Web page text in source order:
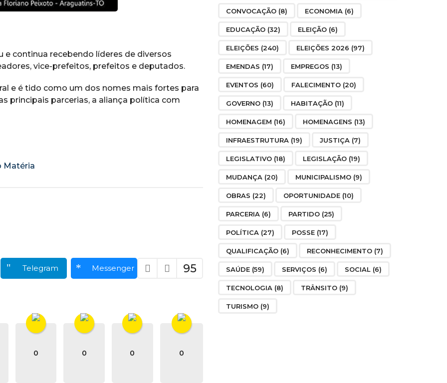
e continua recebendo líderes de diversos
vice-prefeitos, prefeitos e deputados.
e é tido como um dos nomes mais fortes para
principais parcerias, a aliança política com
95
Telegram Messenger
0 0 0 0
CONVOCAÇÃO (8) ECONOMIA (6)
EDUCAÇÃO (32) ELEIÇÃO (6)
ELEIÇÕES (240) ELEIÇÕES 2026 (97)
EMENDAS (17) EMPREGOS (13)
EVENTOS (60) FALECIMENTO (20)
GOVERNO (13) HABITAÇÃO (11)
HOMENAGEM (16) HOMENAGENS (13)
INFRAESTRUTURA (19) JUSTIÇA (7)
LEGISLATIVO (18) LEGISLAÇÃO (19)
MUDANÇA (20) MUNICIPALISMO (9)
OBRAS (22) OPORTUNIDADE (10)
PARCERIA (6) PARTIDO (25)
POLÍTICA (27) POSSE (17)
QUALIFICAÇÃO (6) RECONHECIMENTO (7)
SAÚDE (59) SERVIÇOS (6) SOCIAL (6)
TECNOLOGIA (8) TRÂNSITO (9)
TURISMO (9)